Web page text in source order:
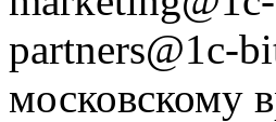
partners@1c-
московскому